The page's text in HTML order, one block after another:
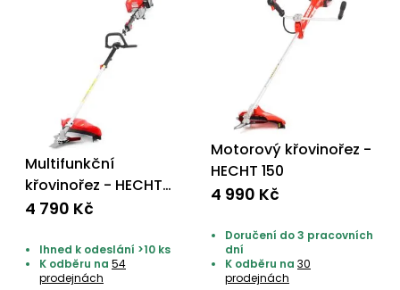
Multifunkční
křovinořez - HECHT
1352
4 790 Kč
Ihned k odeslání >10 ks
K odběru na 54
prodejnách
Motorový křovinořez -
HECHT 150
4 990 Kč
Doručení do 3 pracovních
dní
K odběru na 30
prodejnách